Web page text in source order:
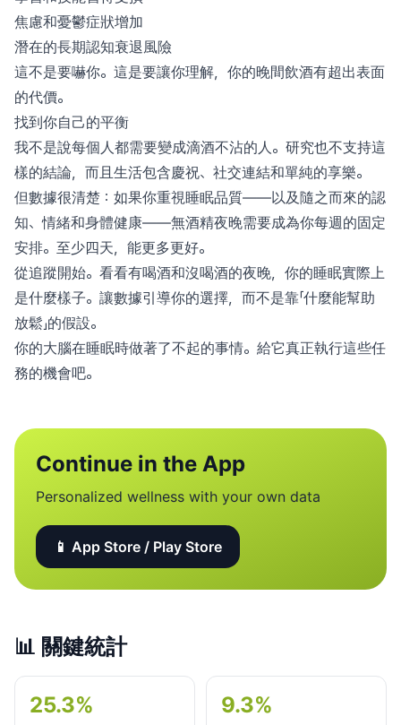
焦慮和憂鬱症狀增加
潛在的長期認知衰退風險
這不是要嚇你。這是要讓你理解，你的晚間飲酒有超出表面
的代價。
找到你自己的平衡
我不是說每個人都需要變成滴酒不沾的人。研究也不支持這
樣的結論，而且生活包含慶祝、社交連結和單純的享樂。
但數據很清楚：如果你重視睡眠品質——以及隨之而來的認
知、情緒和身體健康——無酒精夜晚需要成為你每週的固定
安排。至少四天，能更多更好。
從追蹤開始。看看有喝酒和沒喝酒的夜晚，你的睡眠實際上
是什麼樣子。讓數據引導你的選擇，而不是靠「什麼能幫助
放鬆」的假設。
你的大腦在睡眠時做著了不起的事情。給它真正執行這些任
務的機會吧。
Continue in the App
Personalized wellness with your own data
📱 App Store / Play Store
📊 關鍵統計
25.3% 9.3%